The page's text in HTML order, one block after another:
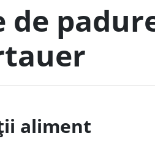
aliment